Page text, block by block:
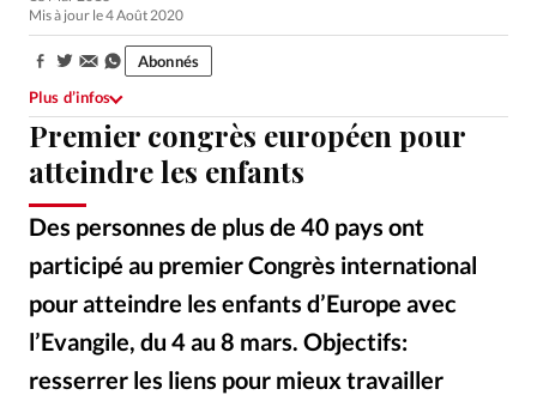
Opinions
Tous les articles
Faire un don
Emploi
Se connecter
Édition: Internationale
Devise:
Premier congrès européen pour
atteindre les enfants
Des personnes de plus de 40 pays ont
participé au premier Congrès international
pour atteindre les enfants d’Europe avec
l’Evangile, du 4 au 8 mars. Objectifs:
resserrer les liens pour mieux travailler
Mis à jour le 4 Août 2020
Partager:
Abonnés
Plus d’infos